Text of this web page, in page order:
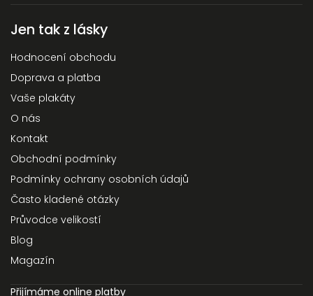
Jen tak z lásky
Hodnocení obchodu
Doprava a platba
Vaše plakáty
O nás
Kontakt
Obchodní podmínky
Podmínky ochrany osobních údajů
Často kladené otázky
Průvodce velikostí
Blog
Magazín
Přijímáme online platby